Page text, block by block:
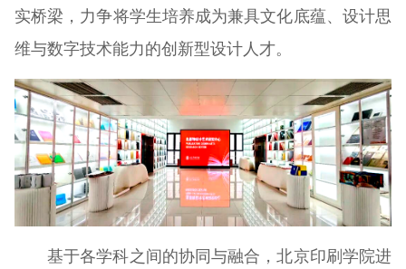
实桥梁，力争将学生培养成为兼具文化底蕴、设计思
维与数字技术能力的创新型设计人才。
基于各学科之间的协同与融合，北京印刷学院进